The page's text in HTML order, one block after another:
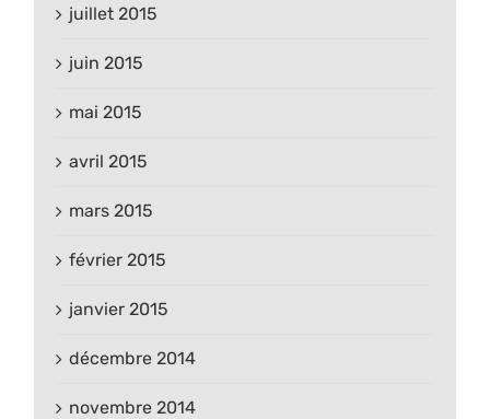
juillet 2015
juin 2015
mai 2015
avril 2015
mars 2015
février 2015
janvier 2015
décembre 2014
novembre 2014